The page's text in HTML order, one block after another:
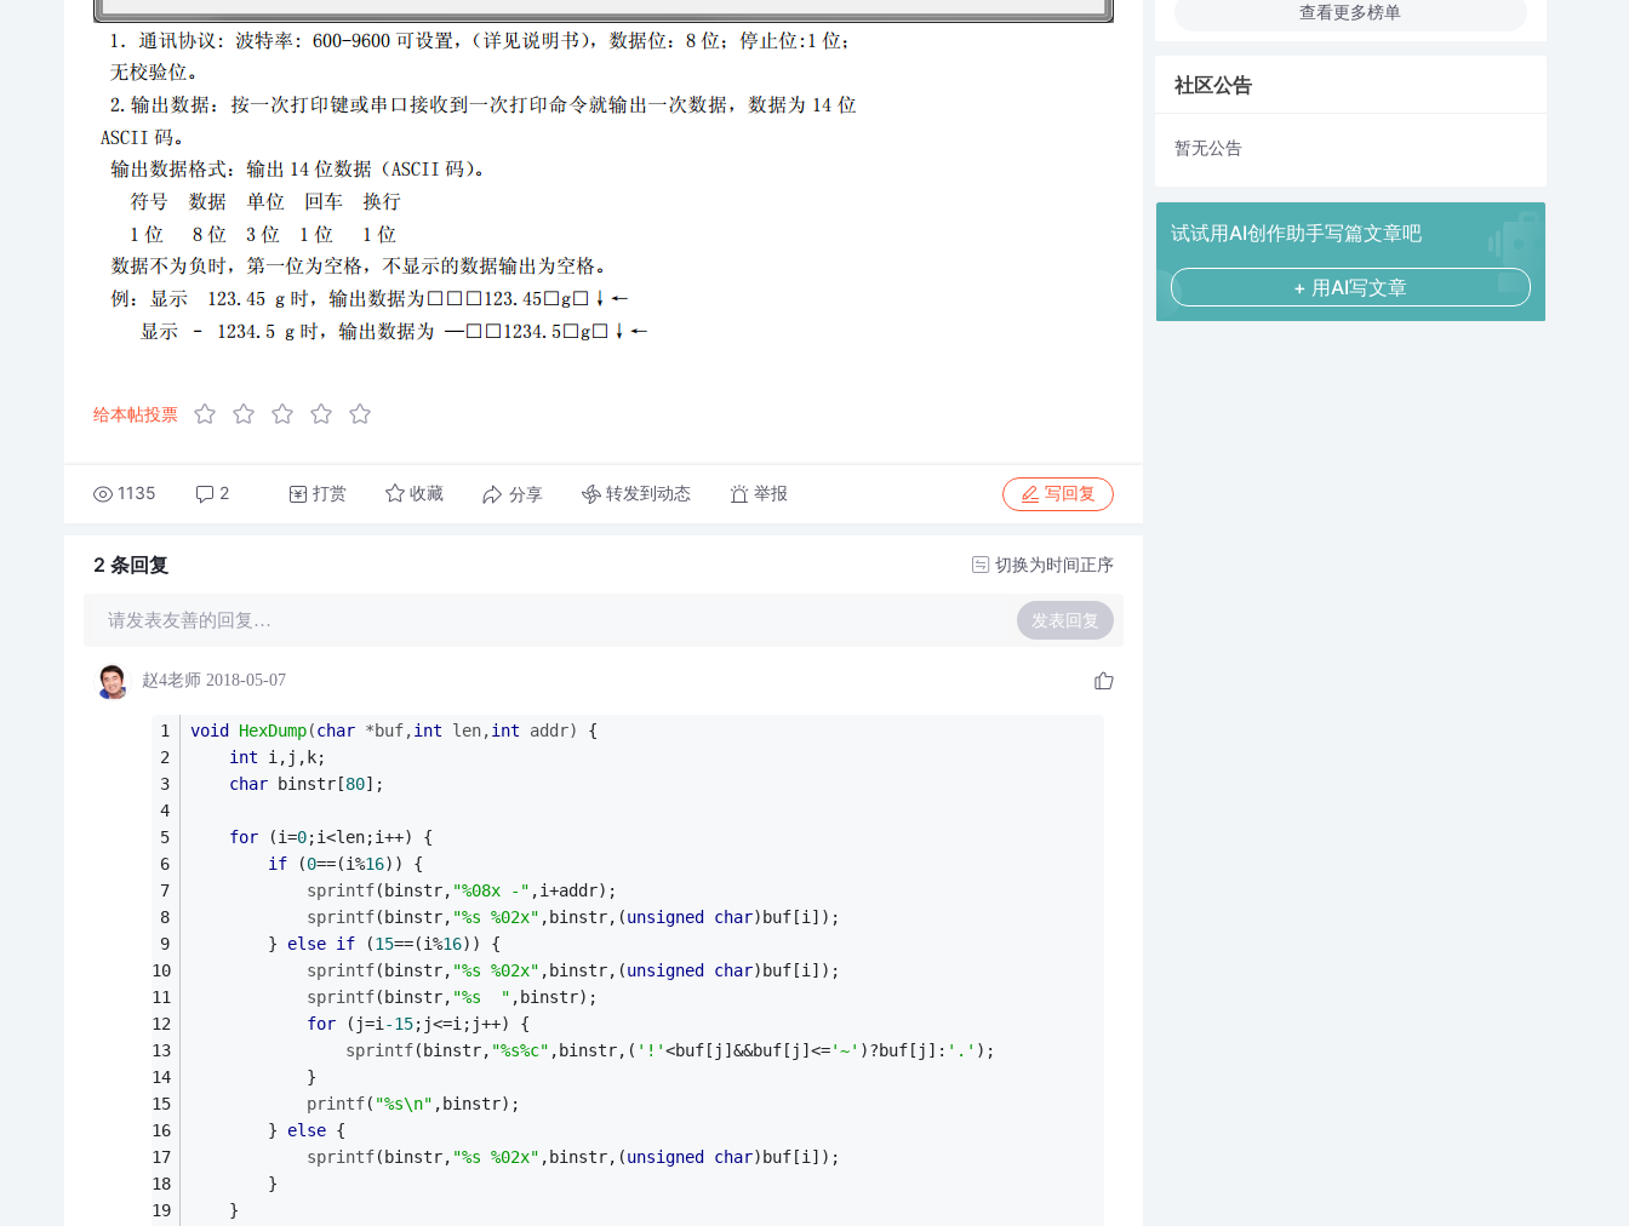
给本帖投票
1135 2 打赏 收藏 分享 转发到动态 举报 写回复
2 条回复 切换为时间正序
请发表友善的回复… 发表回复
赵4老师 2018-05-07
void HexDump(char *buf,int len,int addr)
{
int i,j,k;
char binstr[80];
for (i=0;i<len;i++) {
if (0==(i%16)) {
sprintf(binstr, "%08x -" ,i+addr);
sprintf(binstr, "%s %02x" ,binstr,(unsigned char)buf[i]);
        }
else if (15==(i%16)) {
sprintf(binstr, "%s %02x" ,binstr,(unsigned char)buf[i]);
sprintf(binstr, "%s  " ,binstr);
for (j=i -15;j<=i;j++) {
sprintf(binstr, "%s%c" ,binstr,( '!'<buf[j]&&buf[j]<='~' )?buf[j]: '.' );
            }
printf( "%s\n" ,binstr);
        }
else {
sprintf(binstr, "%s %02x" ,binstr,(unsigned char)buf[i]);
        }
    }
查看更多榜单
社区公告
暂无公告
试试用AI创作助手写篇文章吧
+ 用AI写文章